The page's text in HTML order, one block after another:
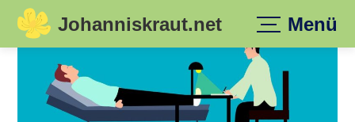
Skip
Johanniskraut.net Menü